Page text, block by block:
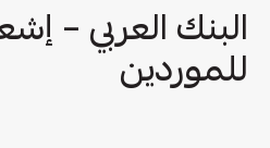
البنك العربي –
للموردين